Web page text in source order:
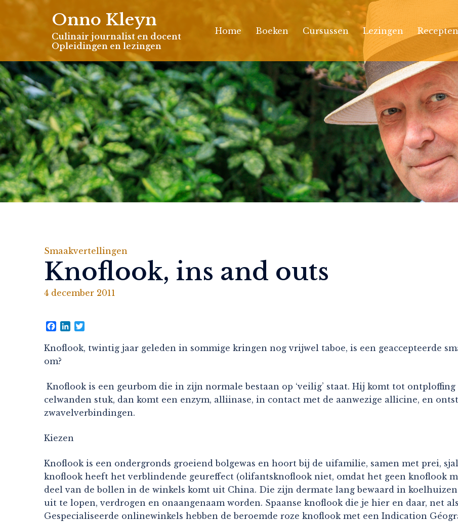
Skip
content
Onno Kleyn
Culinair journalist en docent
Opleidingen en lezingen
Home Boeken Cursussen Lezingen Recepten
Smaakvertellingen
Knoflook, ins and outs
4 december 2011
Facebook
LinkedIn
Knoflook, twintig jaar geleden in sommige kringen nog vrijwel taboe, is een geaccepteerde
om?
Knoflook is een geurbom die in zijn normale bestaan op ‘veilig’ staat. Hij komt tot ontploffing
celwanden stuk, dan komt een enzym, alliinase, in contact met de aanwezige allicine, en
zwavelverbindingen.
Kiezen
Knoflook is een ondergronds groeiend bolgewas en hoort bij de uifamilie, samen met prei,
knoflook heeft het verblindende geureffect (olifantsknoflook niet, omdat het geen knoflook
deel van de bollen in de winkels komt uit China. Die zijn dermate lang bewaard in
uit te lopen, verdrogen en onaangenaam worden. Spaanse knoflook die je hier en daar, net
Gespecialiseerde onlinewinkels hebben de beroemde roze knoflook met een Indication